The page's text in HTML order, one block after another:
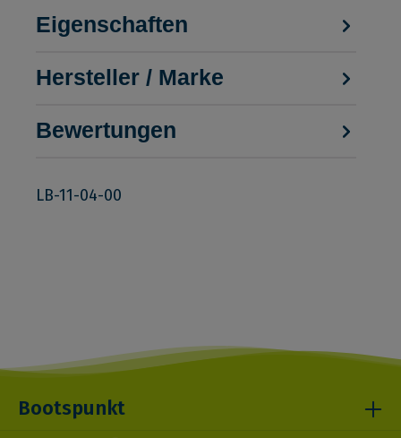
Eigenschaften
Hersteller / Marke
Bewertungen
LB-11-04-00
Bootspunkt